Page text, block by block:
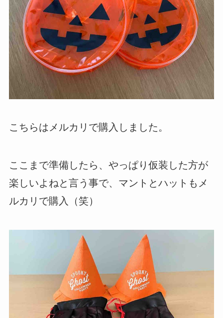
こちらはメルカリで購入しました。
ここまで準備したら、やっぱり仮装した方が
楽しいよねと言う事で、マントとハットもメ
ルカリで購入（笑）